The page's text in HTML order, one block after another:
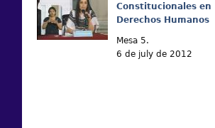
Constitucionales en
Derechos Humanos
Mesa 5.
6 de july de 2012